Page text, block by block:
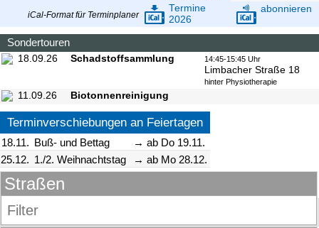
iCal-Format für Terminplaner
Termine
2026
abonnieren
Sondertouren
18.09.26 Schadstoffsammlung 14:45-15:45 Uhr
Limbacher Straße 18
hinter Physiotherapie
11.09.26 Biotonnenreinigung
Terminverschiebungen an Feiertagen
18.11. Buß- und Bettag
→ ab Do 19.11.
25.12. 1./2. Weihnachtstag → ab Mo 28.12.
Straßen